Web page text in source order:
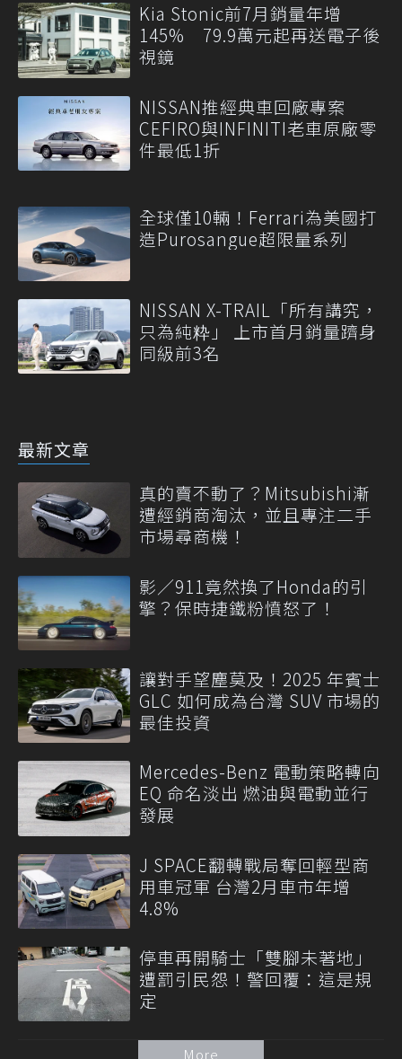
Kia Stonic前7月銷量年增
145% 79.9萬元起再送電子後
視鏡
NISSAN推經典車回廠專案
CEFIRO與INFINITI老車原廠零
件最低1折
全球僅10輛！Ferrari為美國打
造Purosangue超限量系列
NISSAN X-TRAIL「所有講究，
只為純粋」 上市首月銷量躋身
同級前3名
最新文章
真的賣不動了？Mitsubishi漸
遭經銷商淘汰，並且專注二手
市場尋商機！
影／911竟然換了Honda的引
擎？保時捷鐵粉憤怒了！
讓對手望塵莫及！2025 年賓士
GLC 如何成為台灣 SUV 市場的
最佳投資
Mercedes-Benz 電動策略轉向
EQ 命名淡出 燃油與電動並行
發展
J SPACE翻轉戰局奪回輕型商
用車冠軍 台灣2月車市年增
4.8%
停車再開騎士「雙腳未著地」
遭罰引民怨！警回覆：這是規
定
More